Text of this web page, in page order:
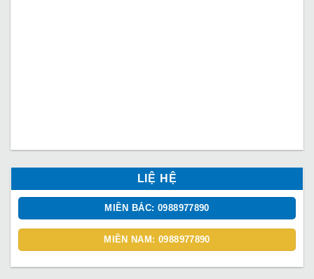
LIỆ HỆ
MIỀN BẮC: 0988977890
MIỀN NAM: 0988977890